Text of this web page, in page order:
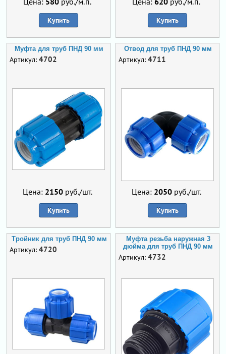
Купить Купить
Муфта для труб ПНД 90 мм
Артикул: 4702
Цена: 2150руб./шт.
Купить
Отвод для труб ПНД 90 мм
Артикул: 4711
Цена: 2050руб./шт.
Купить
Тройник для труб ПНД 90 мм
Артикул: 4720
Муфта резьба наружная 3
дюйма для труб ПНД 90 мм
Артикул: 4732